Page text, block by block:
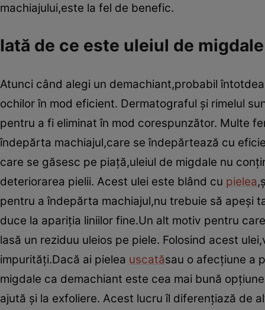
machiajului,este la fel de benefic.
Iată de ce este uleiul de
Atunci când alegi un demachiant,probabil
ochilor în mod eficient. Dermatograful şi rimelul
pentru a fi eliminat în mod corespunzător. Multe
îndepărta machiajul,care se îndepărtează cu
care se găsesc pe piaţă,uleiul de migdale nu
deteriorarea pielii. Acest ulei este blând cu pielea
pentru a îndepărta machiajul,nu trebuie să apeşi
duce la apariţia liniilor fine.Un alt motiv pentru
lasă un reziduu uleios pe piele. Folosind acest
impurităţi.Dacă ai pielea uscatăsau o afecţiune a
migdale ca demachiant este cea mai bună
ajută şi la exfoliere. Acest lucru îl diferenţiază de